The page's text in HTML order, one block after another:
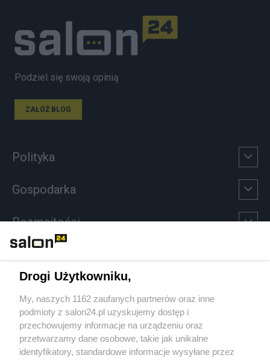
Podziel się swoją opinią
ZAŁÓŻ BLOG
Polityka
Gospodarka
Rozmaitości
Sport
Społeczeństwo
Kultura
Drogi Użytkowniku,
My, naszych 1162 zaufanych partnerów oraz inne
podmioty z salon24.pl uzyskujemy dostęp i
przechowujemy informacje na urządzeniu oraz
przetwarzamy dane osobowe, takie jak unikalne
identyfikatory, standardowe informacje wysyłane przez